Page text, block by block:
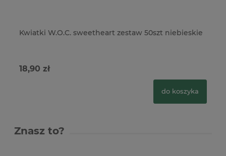
Kwiatki W.O.C. sweetheart zestaw 50szt niebieskie
18,90 zł
do koszyka
Znasz to?